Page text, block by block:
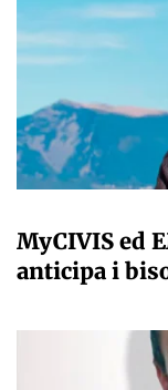
MyCIVIS ed
anticipa i